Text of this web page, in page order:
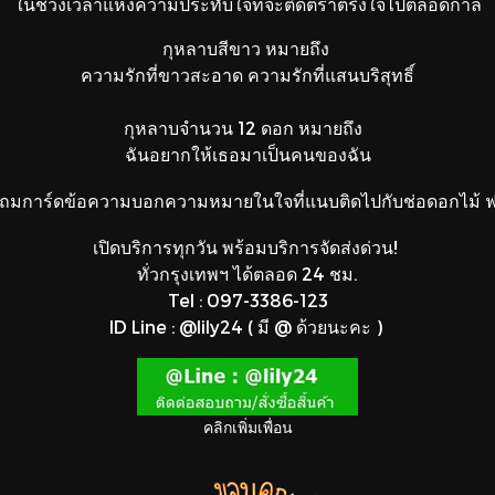
กุหลาบสีขาว หมายถึง
ความรักที่ขาวสะอาด ความรักที่แสนบริสุทธิ์
กุหลาบจำนวน 12 ดอก หมายถึง
ฉันอยากให้เธอมาเป็นคนของฉัน
มการ์ดข้อความบอกความหมายในใจที่แนบติดไปกับช่อดอกไม้
เปิดบริการทุกวัน พร้อมบริการจัดส่งด่วน!
ทั่วกรุงเทพฯ ได้ตลอด 24 ชม.
Tel : 097-3386-123
ID Line : @lily24 ( มี @ ด้วยนะคะ )
คลิกเพิ่มเพื่อน